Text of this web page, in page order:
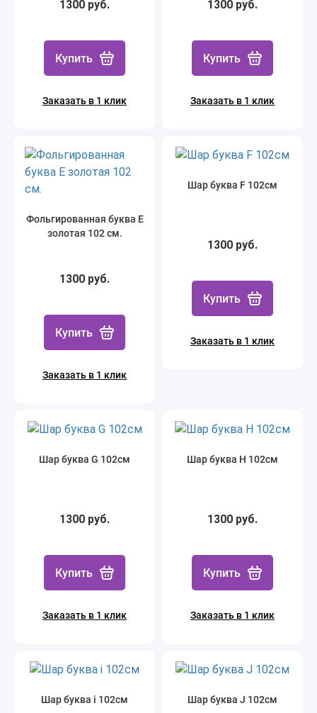
1300 руб.
Купить
Заказать в 1 клик
1300 руб.
Купить
Заказать в 1 клик
Фольгированная буква E
золотая 102 см.
1300 руб.
Купить
Заказать в 1 клик
Шар буква F 102см
1300 руб.
Купить
Заказать в 1 клик
Шар буква G 102см
1300 руб.
Купить
Заказать в 1 клик
Шар буква Н 102см
1300 руб.
Купить
Заказать в 1 клик
Шар буква i 102см Шар буква J 102см